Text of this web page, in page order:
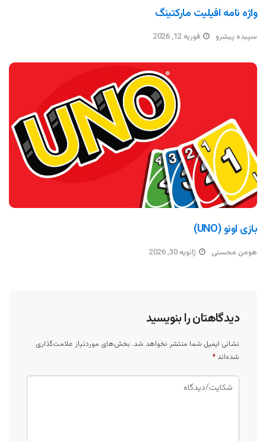
واژه نامه افیلیت مارکتینگ
سپیده پیشرو فوریه 12, 2026
بازی اونو (UNO)
هومن محسنی ژانویه 30, 2026
دیدگاهتان را بنویسید
نشانی ایمیل شما منتشر نخواهد شد. بخش‌های موردنیاز علامت‌گذاری
شده‌اند *